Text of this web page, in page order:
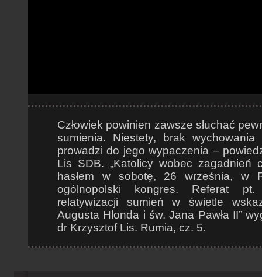
Człowiek powinien zawsze słuchać
sumienia. Niestety, brak wychowania
prowadzi do jego wypaczenia –
Lis SDB. „Katolicy wobec zagadnień
hasłem w sobotę, 26 września, w
ogólnopolski kongres. Referat pt.
relatywizacji sumień w świetle
Augusta Hlonda i św. Jana Pawła II”
dr Krzysztof Lis. Rumia, cz. 5.